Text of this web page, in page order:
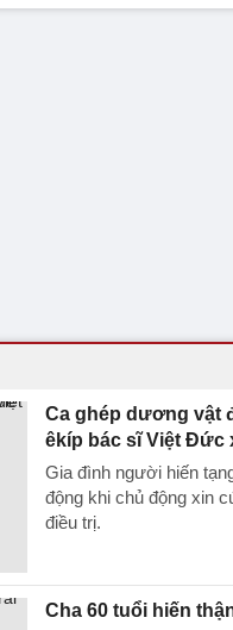
Ca ghép dương vật
êkíp bác sĩ Việt Đức
Gia đình người hiến
động khi chủ động xin
điều trị.
Cha 60 tuổi hiến